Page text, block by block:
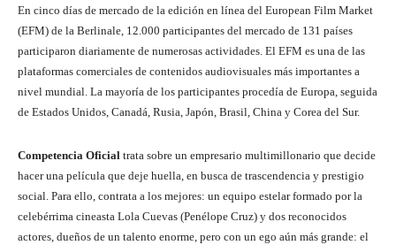
En cinco días de mercado de la edición en línea del European Film Market
(EFM) de la Berlinale, 12.000 participantes del mercado de 131 países
participaron diariamente de numerosas actividades. El EFM es una de las
plataformas comerciales de contenidos audiovisuales más importantes a
nivel mundial. La mayoría de los participantes procedía de Europa, seguida
de Estados Unidos, Canadá, Rusia, Japón, Brasil, China y Corea del Sur.
Competencia Oficial trata sobre un empresario multimillonario que decide
hacer una película que deje huella, en busca de trascendencia y prestigio
social. Para ello, contrata a los mejores: un equipo estelar formado por la
celebérrima cineasta Lola Cuevas (Penélope Cruz) y dos reconocidos
actores, dueños de un talento enorme, pero con un ego aún más grande: el